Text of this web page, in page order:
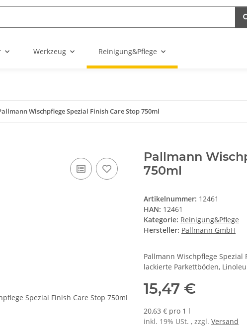
Werkzeug Reinigung&Pflege
Wischpflege Spezial Finish Care Stop 750ml
Pallmann
750ml
Artikelnummer: 12461
HAN: 12461
Kategorie: Reinigung&Pflege
Hersteller: Pallmann GmbH
Pallmann Wischpflege
lackierte Parkettböden,
15,47 €
20,63 € pro 1 l
inkl. 19% USt. , zzgl. Versand